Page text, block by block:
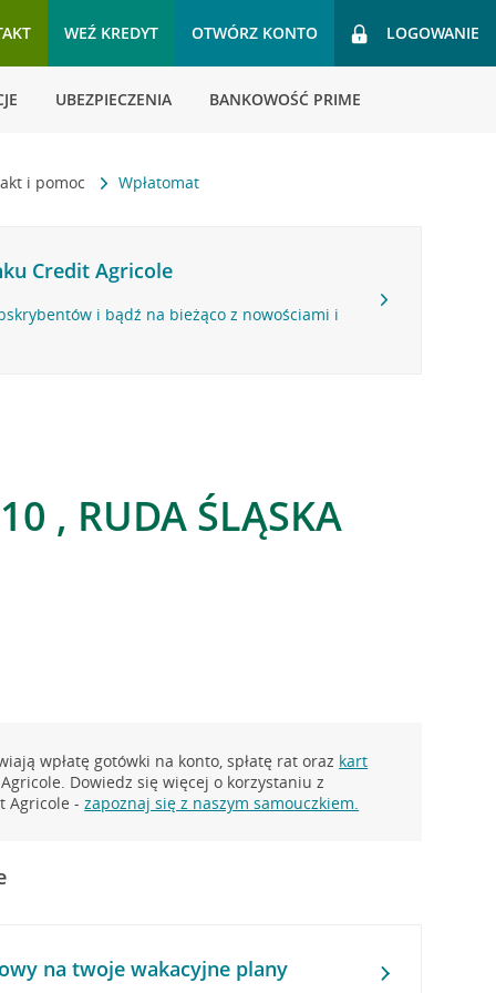
WEŹ KREDYT OTWÓRZ KONTO LOGOWANIE
UBEZPIECZENIA BANKOWOŚĆ PRIME
i pomoc Wpłatomat
Credit Agricole
i bądź na bieżąco z nowościami i
, RUDA ŚLĄSKA
wpłatę gotówki na konto, spłatę rat oraz kart
Dowiedz się więcej o korzystaniu z
Agricole -zapoznaj się z naszym samouczkiem.
na twoje wakacyjne plany